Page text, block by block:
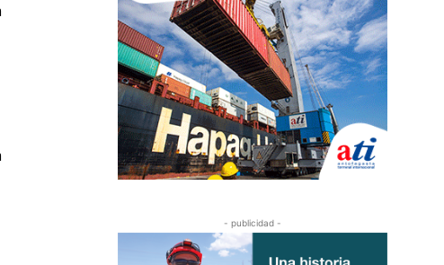
- publicidad -